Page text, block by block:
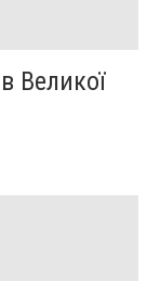
Великої